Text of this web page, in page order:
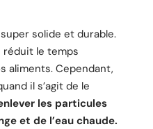
solide et durable.
réduit le temps
aliments. Cependant,
il s’agit de le
les particules
et de l’eau chaude.